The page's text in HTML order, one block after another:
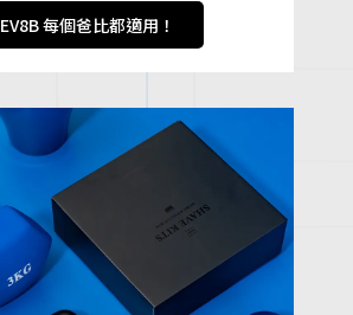
EV8B 每個爸比都適用！